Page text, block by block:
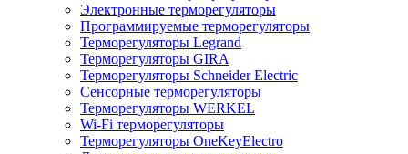
Электронные терморегуляторы
Программируемые терморегуляторы
Терморегуляторы Legrand
Терморегуляторы GIRA
Терморегуляторы Schneider Electric
Сенсорные терморегуляторы
Терморегуляторы WERKEL
Wi-Fi терморегуляторы
Терморегуляторы OneKeyElectro